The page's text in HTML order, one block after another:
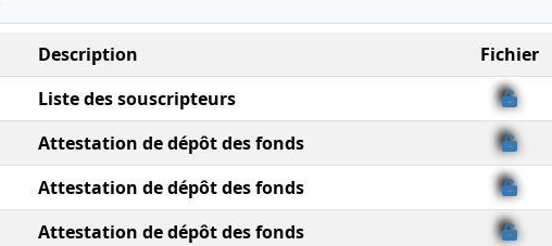
Description
Fichier
Liste des souscripteurs
Attestation de dépôt des fonds
Attestation de dépôt des fonds
Attestation de dépôt des fonds